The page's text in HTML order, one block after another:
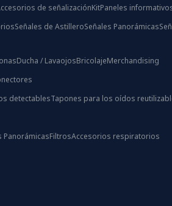
de señalizaciónKitPaneles
Señales de AstilleroSeñales Panorámicas
Ducha / LavaojosBricolajeMerchandising
detectablesTapones para los oídos
PanorámicasFiltrosAccesorios respiratorios